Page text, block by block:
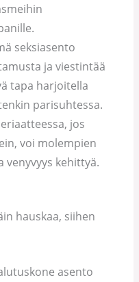
seksiasento
ja viestintää
tapa harjoitella
parisuhtessa.
jos
voi molempien
venyvyys kehittyä.
hauskaa, siihen
asento